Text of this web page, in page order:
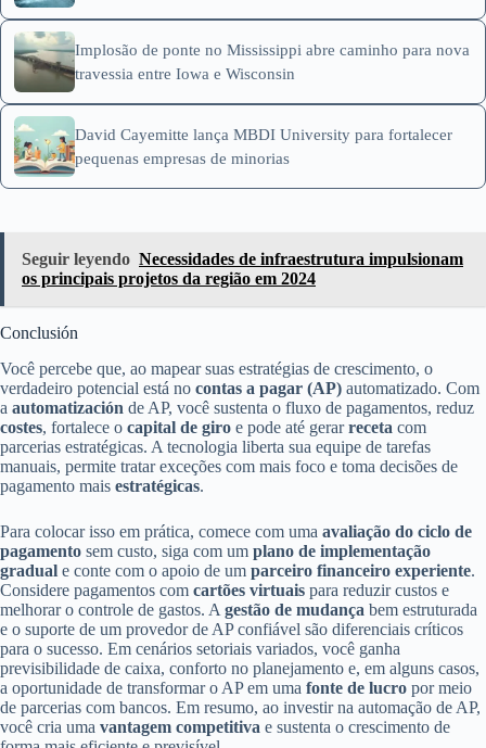
Implosão de ponte no Mississippi abre caminho para nova
travessia entre Iowa e Wisconsin
David Cayemitte lança MBDI University para fortalecer
pequenas empresas de minorias
Seguir leyendo Necessidades de infraestrutura impulsionam
os principais projetos da região em 2024
Conclusión
Você percebe que, ao mapear suas estratégias de crescimento, o
verdadeiro potencial está no contas a pagar (AP) automatizado. Com
a automatización de AP, você sustenta o fluxo de pagamentos, reduz
costes, fortalece o capital de giro e pode até gerarreceta com
parcerias estratégicas. A tecnologia liberta sua equipe de tarefas
manuais, permite tratar exceções com mais foco e toma decisões de
pagamento mais estratégicas.
Para colocar isso em prática, comece com uma avaliação do ciclo de
pagamento sem custo, siga com um plano de implementação
gradual e conte com o apoio de um parceiro financeiro experiente.
Considere pagamentos com cartões virtuais para reduzir custos e
melhorar o controle de gastos. A gestão de mudança bem estruturada
e o suporte de um provedor de AP confiável são diferenciais críticos
para o sucesso. Em cenários setoriais variados, você ganha
previsibilidade de caixa, conforto no planejamento e, em alguns casos,
a oportunidade de transformar o AP em uma fonte de lucro por meio
de parcerias com bancos. Em resumo, ao investir na automação de AP,
você cria uma vantagem competitiva e sustenta o crescimento de